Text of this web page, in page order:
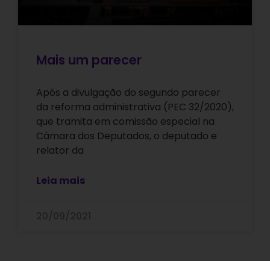
Mais um parecer
Após a divulgação do segundo parecer
da reforma administrativa (PEC 32/2020),
que tramita em comissão especial na
Câmara dos Deputados, o deputado e
relator da
Leia mais